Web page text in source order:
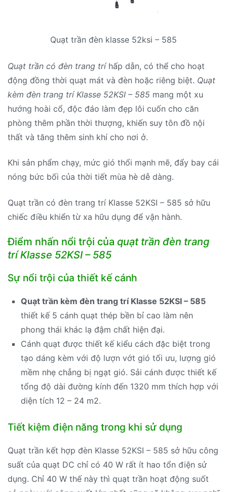
Quạt trần đèn klasse 52ksi – 585
Quạt trần có đèn trang tríhấp dẫn, có thể cho hoạt
động đồng thời quạt mát và đèn hoặc riêng biệt. Quạt
kèm đèn trang trí Klasse 52KSI – 585 mang một xu
hướng hoài cổ, độc đáo làm đẹp lôi cuốn cho căn
phòng thêm phần thời thượng, khiến suy tôn đồ nội
thất và tăng thêm sinh khí cho nơi ở.
Khi sản phẩm chạy, mức gió thổi mạnh mẽ, đẩy bay cái
nóng bức bối của thời tiết mùa hè dễ dàng.
Quạt trần có đèn trang trí Klasse 52KSI – 585 sở hữu
chiếc điều khiển từ xa hữu dụng để vận hành.
Điểm nhấn nổi trội của quạt trần đèn trang
trí Klasse 52KSI – 585
Sự nổi trội của thiết kế cánh
Quạt trần kèm đèn trang trí Klasse 52KSI – 585
thiết kế 5 cánh quạt thép bền bỉ cao làm nên
phong thái khác lạ đậm chất hiện đại.
Cánh quạt được thiết kế kiểu cách đặc biệt trong
tạo dáng kèm với độ lượn vớt gió tối ưu, lượng gió
mềm nhẹ chẳng bị ngạt gió. Sải cánh được thiết kế
tổng độ dài đường kính đến 1320 mm thích hợp với
diện tích 12 – 24 m2.
Tiết kiệm điện năng trong khi sử dụng
Quạt trần kết hợp đèn Klasse 52KSI – 585 sở hữu công
suất của quạt DC chỉ có 40 W rất ít hao tổn điện sử
dụng. Chỉ 40 W thế này thì quạt trần hoạt động suốt